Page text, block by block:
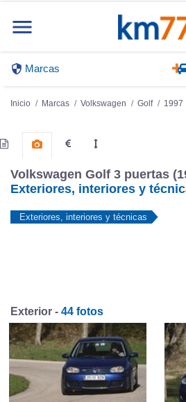
Marcas
Inicio Marcas Volkswagen Golf 1997
Volkswagen Golf 3 puertas
Exteriores, interiores y
Exteriores, interiores y técnicas
Exterior - 44 fotos